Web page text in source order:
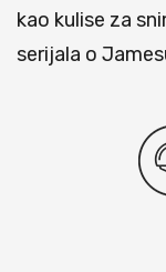
kao kulise za
serijala o